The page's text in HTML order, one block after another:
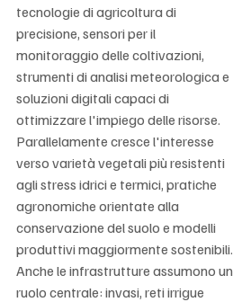
tecnologie di agricoltura di
precisione, sensori per il
monitoraggio delle coltivazioni,
strumenti di analisi meteorologica e
soluzioni digitali capaci di
ottimizzare l'impiego delle risorse.
Parallelamente cresce l'interesse
verso varietà vegetali più resistenti
agli stress idrici e termici, pratiche
agronomiche orientate alla
conservazione del suolo e modelli
produttivi maggiormente sostenibili.
Anche le infrastrutture assumono un
ruolo centrale: invasi, reti irrigue